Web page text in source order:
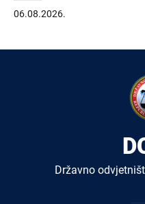
06.08.2026.
Državno